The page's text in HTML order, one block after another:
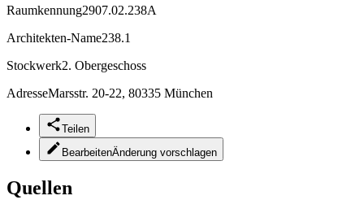
Raumkennung2907.02.238A
Architekten-Name238.1
Stockwerk2. Obergeschoss
AdresseMarsstr. 20-22, 80335 München
Teilen
BearbeitenÄnderung vorschlagen
Quellen